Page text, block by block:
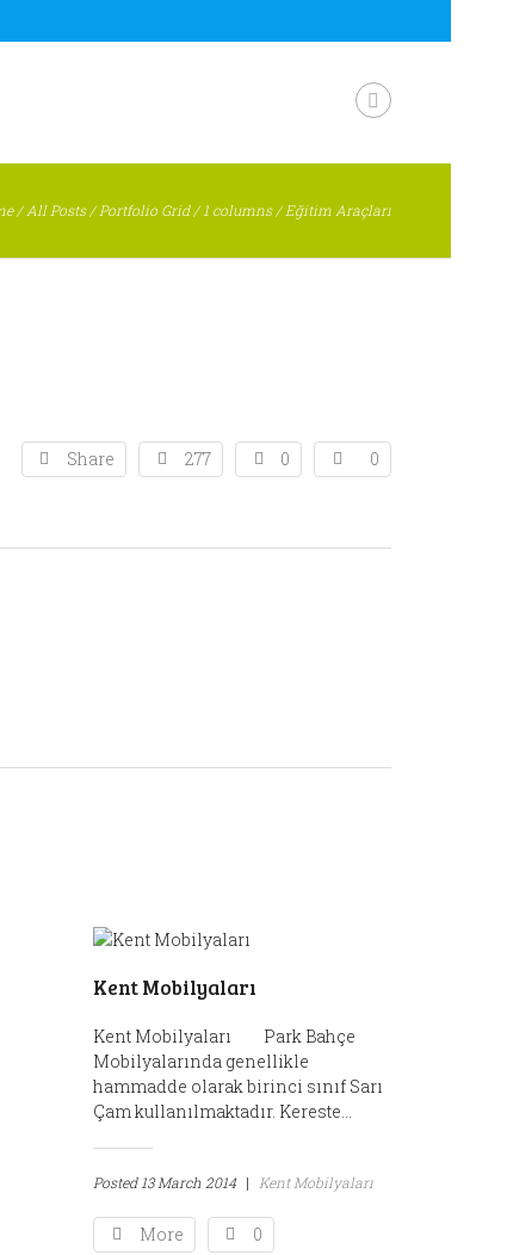
/All Posts/Portfolio Grid/ 1 columns/Eğitim Araçları
Share 277 0 0
Kent Mobilyaları
Kent Mobilyaları Park Bahçe
Mobilyalarında genellikle
hammadde olarak birinci sınıf Sarı
Çam kullanılmaktadır. Kereste...
Posted 13 March 2014 | Kent Mobilyaları
More 0